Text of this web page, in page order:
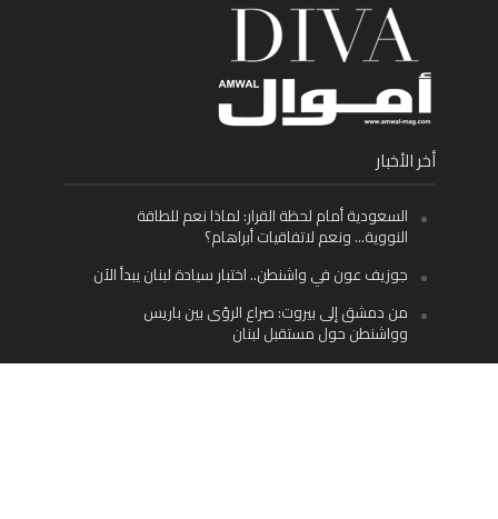
أخر الأخبار
السعودية أمام لحظة القرار: لماذا نعم للطاقة
النووية… ونعم لاتفاقيات أبراهام؟
جوزيف عون في واشنطن.. اختبار سيادة لبنان يبدأ الآن
من دمشق إلى بيروت: صراع الرؤى بين باريس
وواشنطن حول مستقبل لبنان
اليسار اللبناني «اليقظ» وسيادة الدولة: لماذا يُعدّ نزع